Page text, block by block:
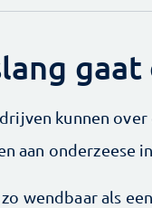
kunnen
aan onderzeese
wendbaar als